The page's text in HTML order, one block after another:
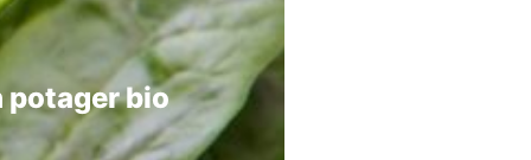
potager bio